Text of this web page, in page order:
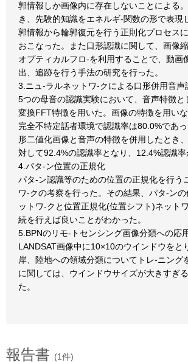
郭情報しか画像内に存在しないことによる
き、先験的知識をエネルギ-関数の形で表現
郭情報から輪郭復元を行う正則化プロセス
おこなった。また口形認識に関して、画像
オプティカルフロ-を利用することで、動画
出、追跡を行う手法の研究を行った。
3.ニュ-ラルネットワ-クによる口形併用音声
5つの母音の認識実験において、音声特徴と
変換FFT特徴を用いた。画像の特徴を用いな
完全不特定話者環境で認識率は80.0%であ
形二値化画像と音声の特徴を併用したとき
対して92.4%の認識率となり、12.4%認識率
4.パタ-ン位置の正規化
パタ-ン認識等のための位置の正規化を行う
ワ-クの考察を行った。その結果、パタ-ン
ットワ-クと位置正規化(位置シフト)ネット
続を行えば良いことがわかった。
5.BPNのリモ-トセンシング画像分類への応
LANDSAT画像中に10×10のウインドウをと
岸、陸地への領域分類についてトレ-ニング
に関しては、ウインドウサイズが大きすぎ
た。
報告書 (1件)